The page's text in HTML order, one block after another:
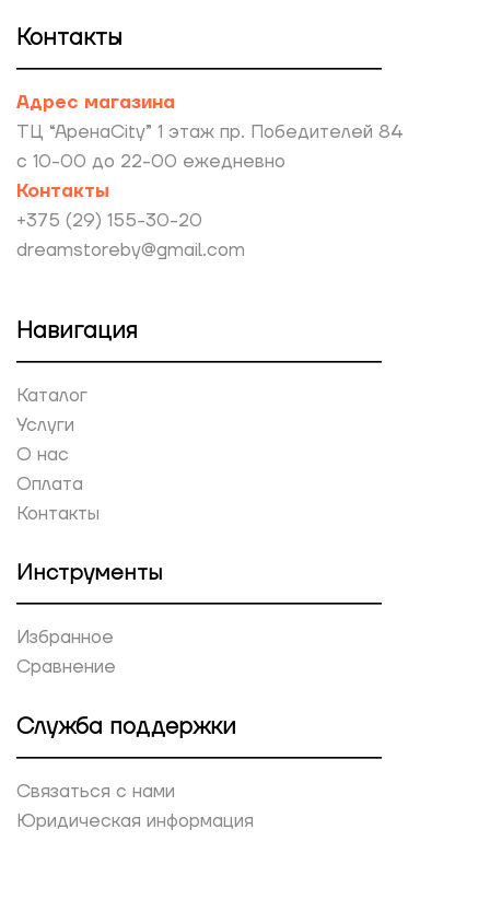
Контакты
Адрес магазина
ТЦ “АренаCity” 1 этаж пр. Победителей 84
с 10-00 до 22-00 ежедневно
Контакты
+375 (29) 155-30-20
dreamstoreby@gmail.com
Навигация
Каталог
Услуги
О нас
Оплата
Контакты
Инструменты
Избранное
Сравнение
Служба поддержки
Связаться с нами
Юридическая информация